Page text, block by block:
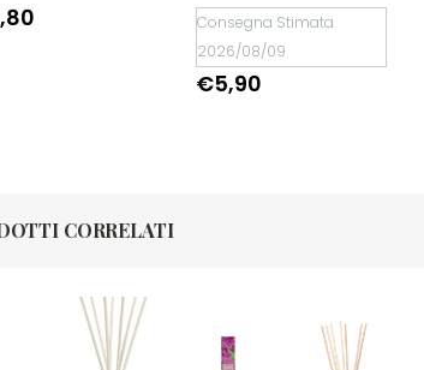
Consegna Stimata
2026/08/09
€5,90
CORRELATI